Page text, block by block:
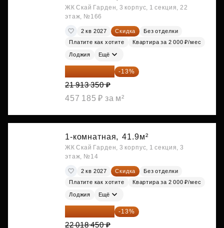
ЖК Скай Гарден, 3 корпус, 1 секция, 22
этаж, №166
2 кв 2027 Скидка
Без отделки
Платите как хотите
Квартира за 2 000 ₽/мес
Лоджия Ещё
19 064 615 ₽ -13%
21 913 350 ₽
457 185 ₽ за м²
1-комнатная, 41.9м²
ЖК Скай Гарден, 3 корпус, 1 секция, 3
этаж, №14
2 кв 2027 Скидка
Без отделки
Платите как хотите
Квартира за 2 000 ₽/мес
Лоджия Ещё
19 156 052 ₽ -13%
22 018 450 ₽